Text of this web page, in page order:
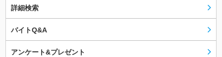
詳細検索
バイトQ&A
アンケート&プレゼント